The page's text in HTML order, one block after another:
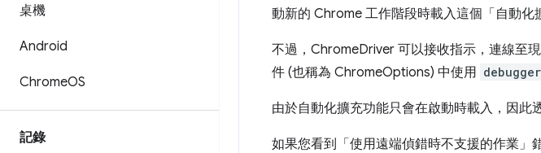
桌機
Android
ChromeOS
記錄
動新的 Chrome 工作階段時載入這個「自動化
不過，ChromeDriver 可以接收指示，連線至
件 (也稱為 ChromeOptions) 中使用
由於自動化擴充功能只會在啟動時載入，因此
如果您看到「使用遠端偵錯時不支援的作業